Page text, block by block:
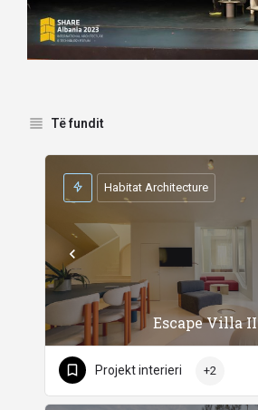
Të fundit
Escape Villa II
Habitat Architecture
Projekt interieri +2